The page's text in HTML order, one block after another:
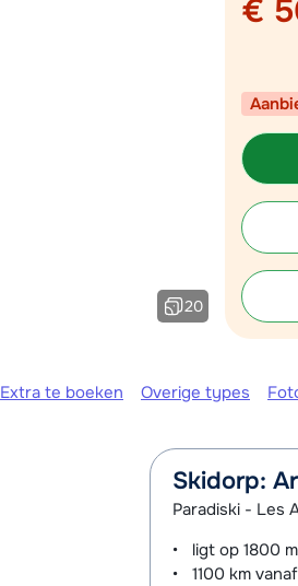
Vul het
We zijn er vandaag tot
20
€
Extra te boeken Overige types
Skidorp:
Paradiski - Les
ligt op1800
1100 km